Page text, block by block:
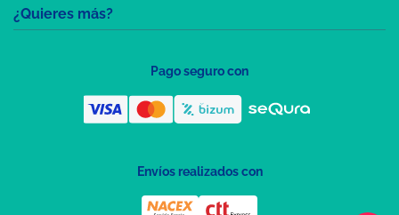
¿Quieres más?
Pago seguro con
Envíos realizados con